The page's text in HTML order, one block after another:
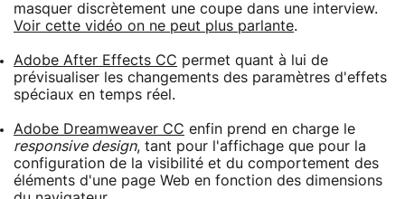
masquer discrètement une coupe dans une interview.
Voir cette vidéo on ne peut plus parlante.
Adobe After Effects CC permet quant à lui de
prévisualiser les changements des paramètres d'effets
spéciaux en temps réel.
Adobe Dreamweaver CC enfin prend en charge le
responsive design, tant pour l'affichage que pour la
configuration de la visibilité et du comportement des
éléments d'une page Web en fonction des dimensions